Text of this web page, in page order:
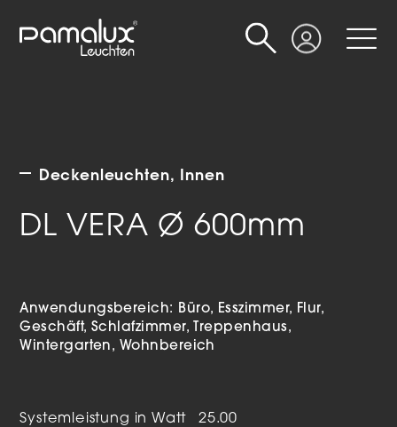
Login
Suche
Deckenleuchten Innen
DL VERA Ø 600mm
Anwendungsbereich: Büro Esszimmer
Flur
Geschäft Schlafzimmer
Treppenhaus
Wintergarten
Wohnbereich
Systemleistung in Watt 25.00